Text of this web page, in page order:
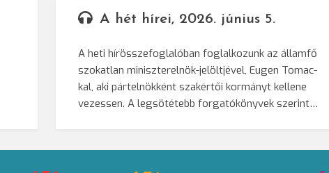
A hét hírei, 2026. június 5.
A heti hírösszefoglalóban foglalkozunk az államfő
szokatlan miniszterelnök-jelöltjével, Eugen Tomac-
kal, aki pártelnökként szakértői kormányt kellene
vezessen. A legsötétebb forgatókönyvek szerint…